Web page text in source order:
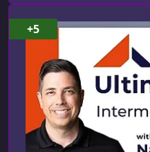
Rust отличается от
ориентированный и
ключевых
+5